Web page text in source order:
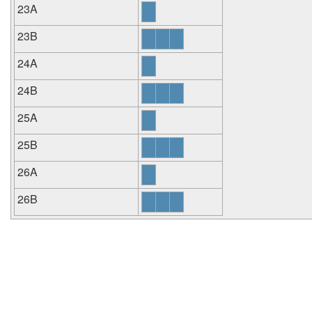
23A
23B
24A
24B
25A
25B
26A
26B